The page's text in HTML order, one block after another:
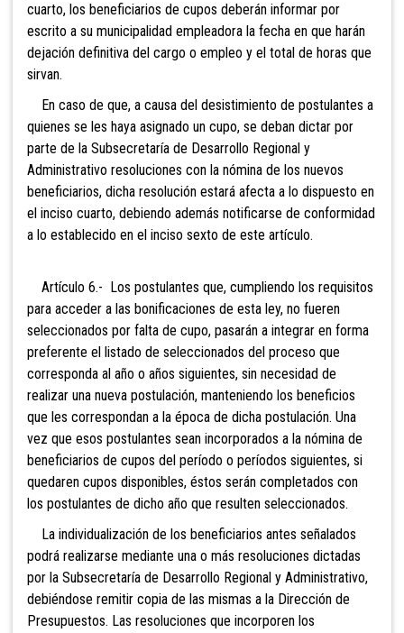
cuarto, los beneficiarios de cupos deberán informar por
escrito a su municipalidad empleadora la fecha en que harán
dejación definitiva del cargo o empleo y el total de horas que
sirvan.
En caso de que, a causa del desistimiento de postulantes a
quienes se les haya asignado un cupo, se deban dictar por
parte de la Subsecretaría de Desarrollo Regional y
Administrativo resoluciones con la nómina de los nuevos
beneficiarios, dicha resolución estará afecta a lo dispuesto en
el inciso cuarto, debiendo además notificarse de conformidad
a lo establecido en el inciso sexto de este artículo.
Artículo 6.- Los postulantes que, cumpliendo los requisitos
para acceder a las bonificaciones de esta ley, no fueren
seleccionados por falta de cupo, pasarán a integrar en forma
preferente el listado de seleccionados del proceso que
corresponda al año o años siguientes, sin necesidad de
realizar una nueva postulación, manteniendo los beneficios
que les correspondan a la época de dicha postulación. Una
vez que esos postulantes sean incorporados a la nómina de
beneficiarios de cupos del período o períodos siguientes, si
quedaren cupos disponibles, éstos serán completados con
los postulantes de dicho año que resulten seleccionados.
La individualización de los beneficiarios antes señalados
podrá realizarse mediante una o más resoluciones dictadas
por la Subsecretaría de Desarrollo Regional y Administrativo,
debiéndose remitir copia de las mismas a la Dirección de
Presupuestos. Las resoluciones que incorporen los